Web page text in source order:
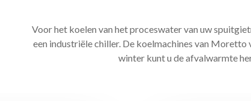
Voor het koelen van het proceswater van uw
een industriële chiller. De koelmachines van
winter kunt u de afvalwarmte